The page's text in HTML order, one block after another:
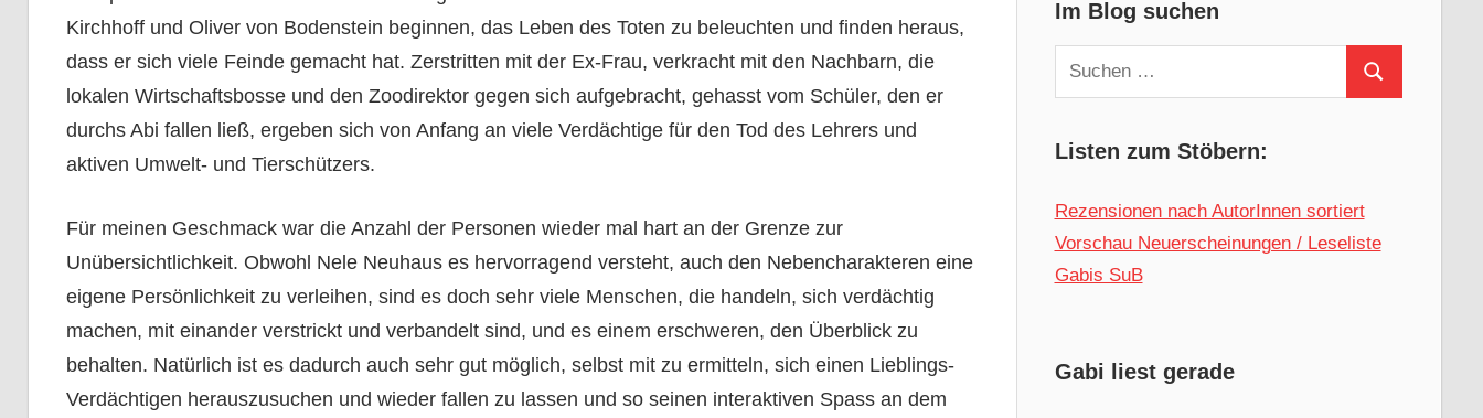
Kirchhoff und Oliver von Bodenstein beginnen, das Leben des Toten zu beleuchten und finden heraus,
dass er sich viele Feinde gemacht hat. Zerstritten mit der Ex-Frau, verkracht mit den Nachbarn, die
lokalen Wirtschaftsbosse und den Zoodirektor gegen sich aufgebracht, gehasst vom Schüler, den er
durchs Abi fallen ließ, ergeben sich von Anfang an viele Verdächtige für den Tod des Lehrers und
aktiven Umwelt- und Tierschützers.
Für meinen Geschmack war die Anzahl der Personen wieder mal hart an der Grenze zur
Unübersichtlichkeit. Obwohl Nele Neuhaus es hervorragend versteht, auch den Nebencharakteren eine
eigene Persönlichkeit zu verleihen, sind es doch sehr viele Menschen, die handeln, sich verdächtig
machen, mit einander verstrickt und verbandelt sind, und es einem erschweren, den Überblick zu
behalten. Natürlich ist es dadurch auch sehr gut möglich, selbst mit zu ermitteln, sich einen Lieblings-
Verdächtigen herauszusuchen und wieder fallen zu lassen und so seinen interaktiven Spass an dem
Im Blog suchen
Suchen
nach:
Suchen
Listen zum Stöbern:
Rezensionen nach AutorInnen sortiert
Vorschau Neuerscheinungen / Leseliste
Gabis SuB
Gabi liest gerade